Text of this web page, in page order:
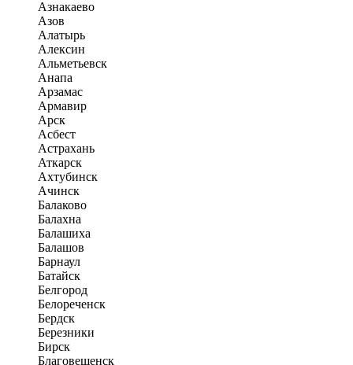
Азнакаево
Азов
Алатырь
Алексин
Альметьевск
Анапа
Арзамас
Армавир
Арск
Асбест
Астрахань
Аткарск
Ахтубинск
Ачинск
Балаково
Балахна
Балашиха
Балашов
Барнаул
Батайск
Белгород
Белореченск
Бердск
Березники
Бирск
Благовещенск